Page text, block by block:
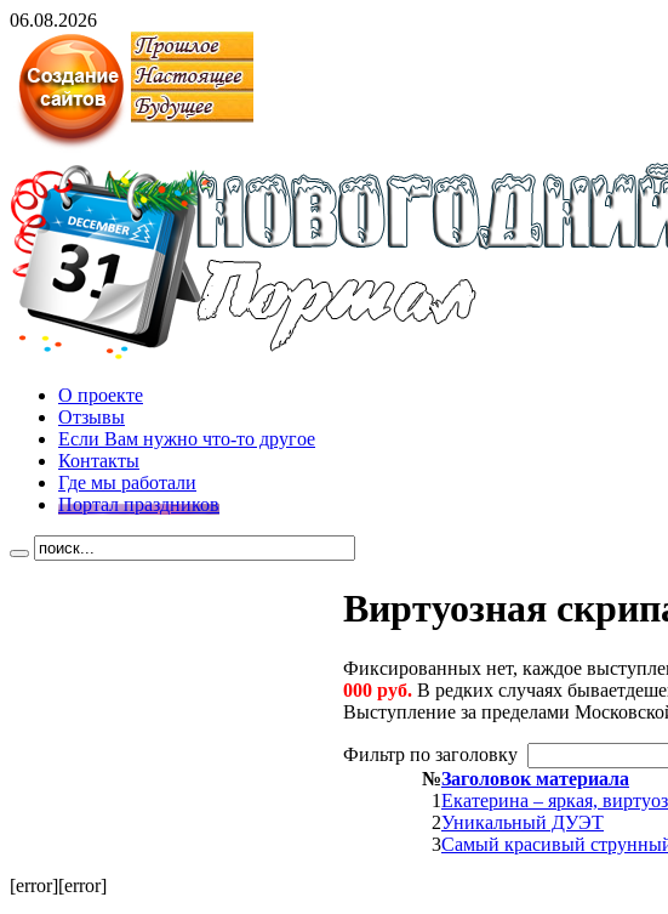
06.08.2026
О проекте
Отзывы
Если Вам нужно что-то другое
Контакты
Где мы работали
Портал праздников
Виртуозная
Фиксированных нет, каждое
000 руб. В редких случаях
Выступление за пределами
Фильтр по заголовку
№Заголовок материала
1Екатерина – яркая,
2Уникальный ДУЭТ
3Самый красивый
[error][error]